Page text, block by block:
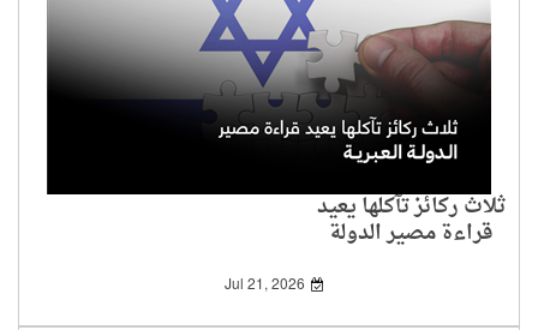
ثلاث ركائز تآكلها يعيد
قراءة مصير الدولة
Jul 21, 2026